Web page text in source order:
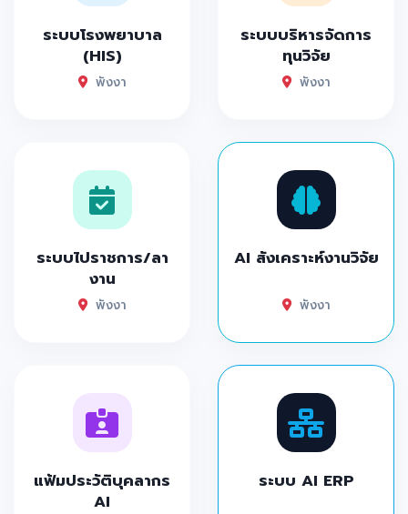
ระบบโรงพยาบาล
(HIS)
พังงา
ระบบบริหารจัดการ
ทุนวิจัย
พังงา
ระบบไปราชการ/ลา
งาน
พังงา
AI สังเคราะห์งานวิจัย
พังงา
แฟ้มประวัติบุคลากร
AI
ระบบ AI ERP